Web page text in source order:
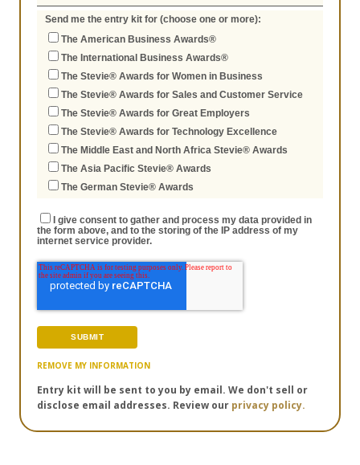
Send me the entry kit for (choose one or more):
The American Business Awards®
The International Business Awards®
The Stevie® Awards for Women in Business
The Stevie® Awards for Sales and Customer Service
The Stevie® Awards for Great Employers
The Stevie® Awards for Technology Excellence
The Middle East and North Africa Stevie® Awards
The Asia Pacific Stevie® Awards
The German Stevie® Awards
I give consent to gather and process my data provided in
the form above, and to the storing of the IP address of my
internet service provider.
REMOVE MY INFORMATION
Entry kit will be sent to you by email. We don't sell or
disclose email addresses. Review our privacy policy.